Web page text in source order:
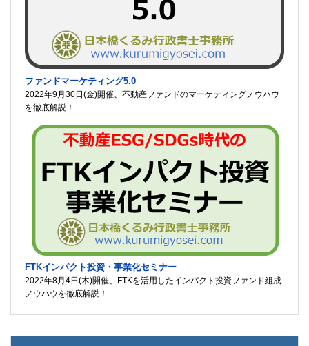
ファンドマーケティング5.0
2022年9月30日(金)開催、不動産ファンドのマーケティングノウハウ
を徹底解説！
FTKインパクト投資・事業化セミナー
2022年8月4日(木)開催、FTKを活用したインパクト投資ファンド組成
ノウハウを徹底解説！